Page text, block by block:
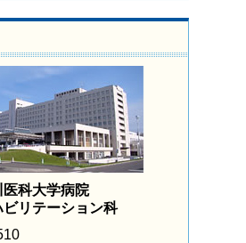
医科大学病院
ビリテーション科